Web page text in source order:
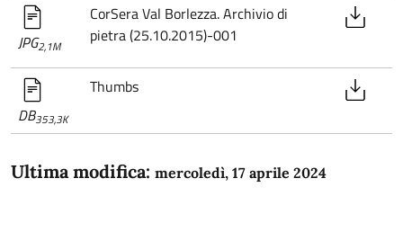
JPG2,1M
CorSera Val Borlezza. Archivio di
pietra (25.10.2015)-001
DB353,3K
Thumbs
Ultima modifica: mercoledì, 17 aprile 2024